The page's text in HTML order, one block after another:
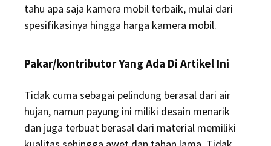
tahu apa saja kamera mobil terbaik, mulai dari
spesifikasinya hingga harga kamera mobil.
Pakar/kontributor Yang Ada Di Artikel Ini
Tidak cuma sebagai pelindung berasal dari air
hujan, namun payung ini miliki desain menarik
dan juga terbuat berasal dari material memiliki